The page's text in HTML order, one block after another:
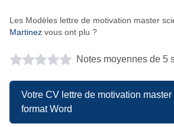
Les Modèles lettre de motivation master
Martinez vous ont plu ?
Notes moyennes de 5
Votre CV lettre de motivation
format Word